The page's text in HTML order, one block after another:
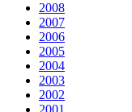
2008
2007
2006
2005
2004
2003
2002
2001